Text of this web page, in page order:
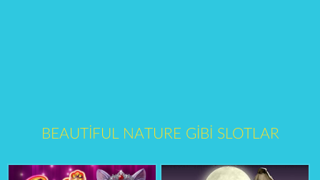
BEAUTIFUL NATURE GIBI SLOTLAR